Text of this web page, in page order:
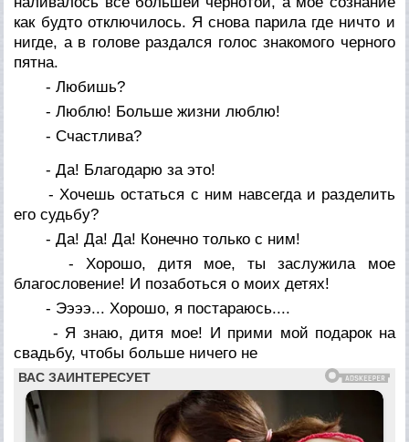
как будто отключилось. Я снова парила где ничто и
нигде, а в голове раздался голос знакомого черного
пятна.
- Любишь?
- Люблю! Больше жизни люблю!
- Счастлива?
- Да! Благодарю за это!
- Хочешь остаться с ним навсегда и разделить
его судьбу?
- Да! Да! Да! Конечно только с ним!
- Хорошо, дитя мое, ты заслужила мое
благословение! И позаботься о моих детях!
- Ээээ... Хорошо, я постараюсь....
- Я знаю, дитя мое! И прими мой подарок на
свадьбу, чтобы больше ничего не